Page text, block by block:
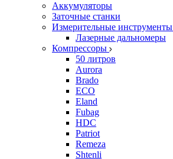
Аккумуляторы
Заточные станки
Измерительные инструменты
Лазерные дальномеры
Компрессоры
50 литров
Aurora
Brado
ECO
Eland
Fubag
HDC
Patriot
Remeza
Shtenli